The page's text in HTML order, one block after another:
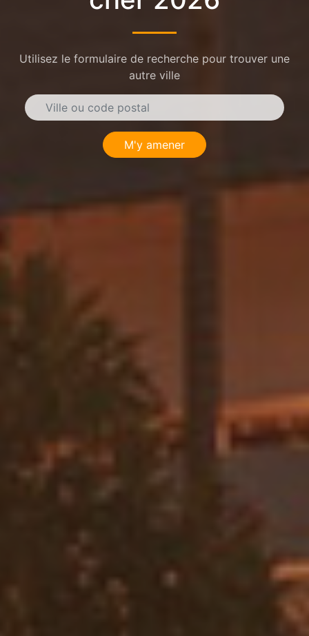
Utilisez le formulaire de recherche pour trouver une
autre ville
M'y amener